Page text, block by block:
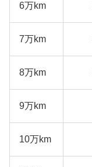
6万km
7万km
8万km
9万km
10万km